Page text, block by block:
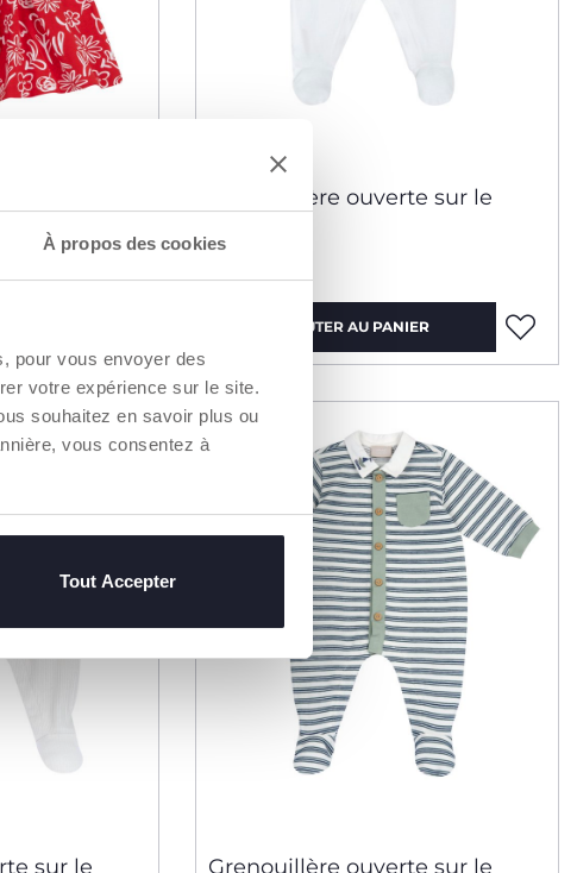
À propos des cookies
pour vous envoyer des
votre expérience sur le site.
souhaitez en savoir plus ou
vous consentez à
Tout Accepter
Grenouillère ouverte sur le
AJOUTER AU PANIER
sur le
2=3
Grenouillère ouverte sur le